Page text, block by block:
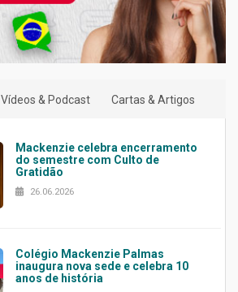
Vídeos & Podcast Cartas & Artigos
Mackenzie celebra encerramento
do semestre com Culto de
Gratidão
26.06.2026
Colégio Mackenzie Palmas
inaugura nova sede e celebra 10
anos de história